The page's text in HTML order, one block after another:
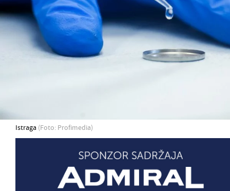
Istraga (Foto: Profimedia)